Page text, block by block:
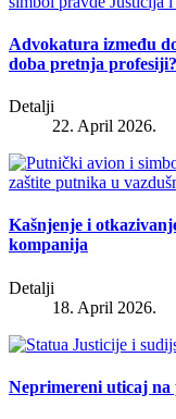
Advokatura između
doba pretnja profesiji?
Detalji
22. April 2026.
Kašnjenje i
kompanija
Detalji
18. April 2026.
Neprimereni uticaj